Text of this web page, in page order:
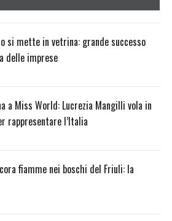
si mette in vetrina: grande successo
delle imprese
a Miss World: Lucrezia Mangilli vola in
rappresentare l’Italia
fiamme nei boschi del Friuli: la